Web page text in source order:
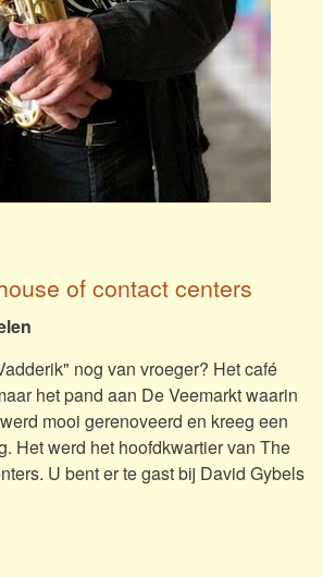
of contact centers
nog van vroeger? Het café
het pand aan De Veemarkt waarin
mooi gerenoveerd en kreeg een
Het werd het hoofdkwartier van The
U bent er te gast bij David Gybels